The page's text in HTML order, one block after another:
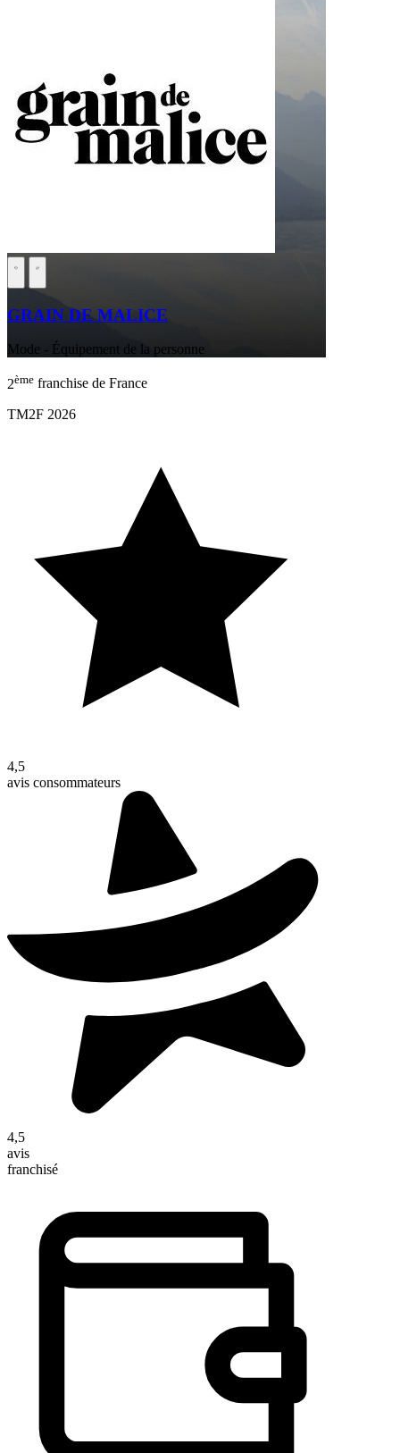
GRAIN DE MALICE
Mode - Équipement de la personne
2ème franchise de France
TM2F 2026
4,5
avis consommateurs
4,5
avis
franchisé